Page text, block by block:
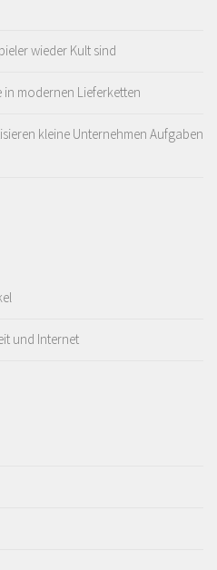
wieder Kult sind
in modernen Lieferketten
kleine Unternehmen Aufgaben
und Internet